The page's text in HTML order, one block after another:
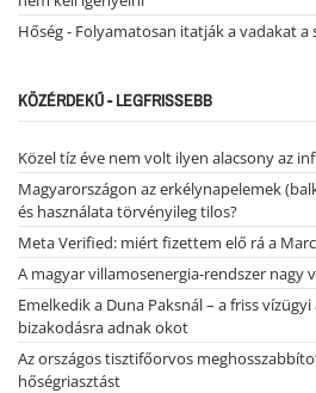
Hőség - Folyamatosan itatják a vadakat
KÖZÉRDEKŰ - LEGFRISSEBB
Közel tíz éve nem volt ilyen alacsony az
Magyarországon az erkélynapelemek
és használata törvényileg tilos?
Meta Verified: miért fizettem elő rá a
A magyar villamosenergia-rendszer nagy
Emelkedik a Duna Paksnál – a friss
bizakodásra adnak okot
Az országos tisztifőorvos
hőségriasztást